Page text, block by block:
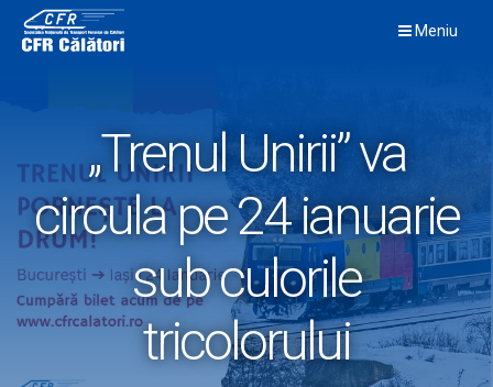
content
Meniu
„Trenul Unirii” va
circula pe 24 ianuarie
sub culorile
tricolorului